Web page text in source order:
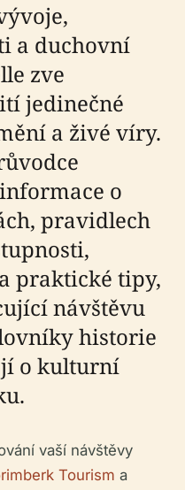
a duchovní
zve
jedinečné
a živé víry.
o
pravidlech
praktické tipy,
návštěvu
historie
o kulturní
vaší návštěvy
Tourism a